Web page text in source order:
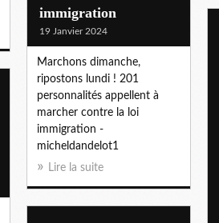
immigration
19 Janvier 2024
Marchons dimanche,
ripostons lundi ! 201
personnalités appellent à
marcher contre la loi
immigration -
micheldandelot1
Lire la suite